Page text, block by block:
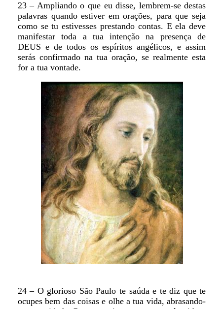
23 – Ampliando o que eu disse, lembrem-se destas
palavras quando estiver em orações, para que seja
como se tu estivesses prestando contas. E ela deve
manifestar toda a tua intenção na presença de
DEUS e de todos os espíritos angélicos, e assim
serás confirmado na tua oração, se realmente esta
for a tua vontade.
24 – O glorioso São Paulo te saúda e te diz que te
ocupes bem das coisas e olhe a tua vida, abrasando-